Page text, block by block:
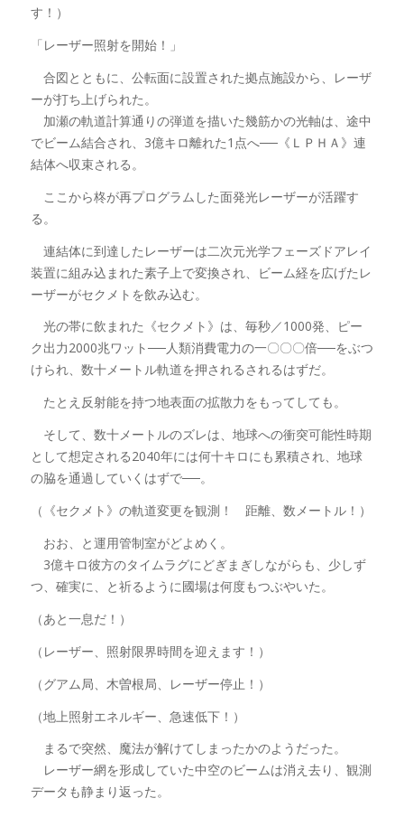
す！）
「レーザー照射を開始！」
合図とともに、公転面に設置された拠点施設から、レーザ
ーが打ち上げられた。
加瀬の軌道計算通りの弾道を描いた幾筋かの光軸は、途中
でビーム結合され、3億キロ離れた1点へ──《ＬＰＨＡ》連
結体へ収束される。
ここから柊が再プログラムした面発光レーザーが活躍す
る。
連結体に到達したレーザーは二次元光学フェーズドアレイ
装置に組み込まれた素子上で変換され、ビーム経を広げたレ
ーザーがセクメトを飲み込む。
光の帯に飲まれた《セクメト》は、毎秒／1000発、ピー
ク出力2000兆ワット──人類消費電力の一〇〇〇倍──をぶつ
けられ、数十メートル軌道を押されるされるはずだ。
たとえ反射能を持つ地表面の拡散力をもってしても。
そして、数十メートルのズレは、地球への衝突可能性時期
として想定される2040年には何十キロにも累積され、地球
の脇を通過していくはずで──。
（《セクメト》の軌道変更を観測！ 距離、数メートル！）
おお、と運用管制室がどよめく。
3億キロ彼方のタイムラグにどぎまぎしながらも、少しず
つ、確実に、と祈るように國場は何度もつぶやいた。
（あと一息だ！）
（レーザー、照射限界時間を迎えます！）
（グアム局、木曽根局、レーザー停止！）
（地上照射エネルギー、急速低下！）
まるで突然、魔法が解けてしまったかのようだった。
レーザー網を形成していた中空のビームは消え去り、観測
データも静まり返った。